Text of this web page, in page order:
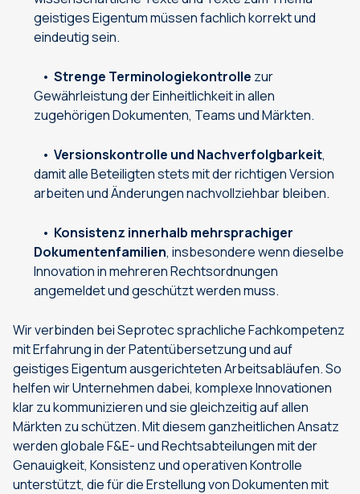
geistiges Eigentum müssen fachlich korrekt und
eindeutig sein.
Strenge Terminologiekontrolle zur
Gewährleistung der Einheitlichkeit in allen
zugehörigen Dokumenten, Teams und Märkten.
Versionskontrolle und Nachverfolgbarkeit,
damit alle Beteiligten stets mit der richtigen Version
arbeiten und Änderungen nachvollziehbar bleiben.
Konsistenz innerhalb mehrsprachiger
Dokumentenfamilien, insbesondere wenn dieselbe
Innovation in mehreren Rechtsordnungen
angemeldet und geschützt werden muss.
Wir verbinden bei Seprotec sprachliche Fachkompetenz
mit Erfahrung in der Patentübersetzung und auf
geistiges Eigentum ausgerichteten Arbeitsabläufen. So
helfen wir Unternehmen dabei, komplexe Innovationen
klar zu kommunizieren und sie gleichzeitig auf allen
Märkten zu schützen. Mit diesem ganzheitlichen Ansatz
werden globale F&E- und Rechtsabteilungen mit der
Genauigkeit, Konsistenz und operativen Kontrolle
unterstützt, die für die Erstellung von Dokumenten mit